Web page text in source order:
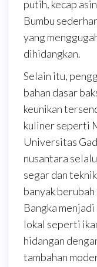
putih, kecap
Bumbu
yang
dihidangkan.
Selain itu,
bahan dasar
keunikan
kuliner seperti
Universitas
nusantara
segar dan
banyak
Bangka
lokal seperti
hidangan
tambahan